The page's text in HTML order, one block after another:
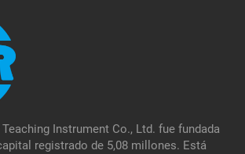
Teaching Instrument Co., Ltd. fue fundada
registrado de 5,08 millones. Está